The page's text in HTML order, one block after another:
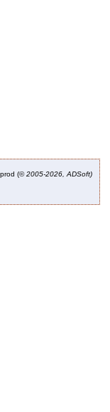
(©2005-2026, ADSoft)